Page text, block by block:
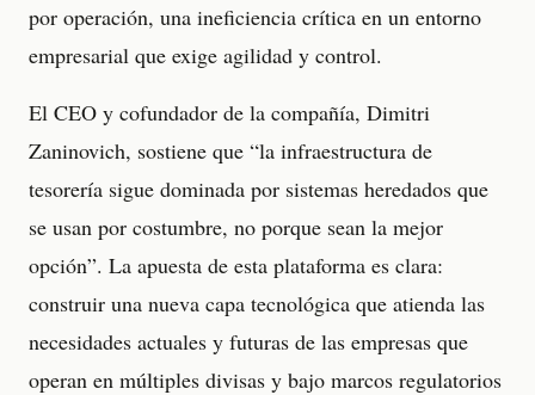
por operación, una ineficiencia crítica en un entorno
empresarial que exige agilidad y control.
El CEO y cofundador de la compañía, Dimitri
Zaninovich, sostiene que “la infraestructura de
tesorería sigue dominada por sistemas heredados que
se usan por costumbre, no porque sean la mejor
opción”. La apuesta de esta plataforma es clara:
construir una nueva capa tecnológica que atienda las
necesidades actuales y futuras de las empresas que
operan en múltiples divisas y bajo marcos regulatorios